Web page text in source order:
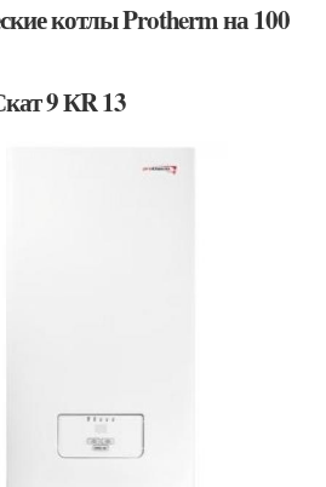
котлы Protherm на 100
9 КR 13